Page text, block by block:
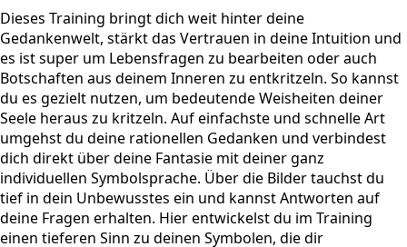
Dieses Training bringt dich weit hinter deine
Gedankenwelt, stärkt das Vertrauen in deine Intuition und
es ist super um Lebensfragen zu bearbeiten oder auch
Botschaften aus deinem Inneren zu entkritzeln. So kannst
du es gezielt nutzen, um bedeutende Weisheiten deiner
Seele heraus zu kritzeln. Auf einfachste und schnelle Art
umgehst du deine rationellen Gedanken und verbindest
dich direkt über deine Fantasie mit deiner ganz
individuellen Symbolsprache. Über die Bilder tauchst du
tief in dein Unbewusstes ein und kannst Antworten auf
deine Fragen erhalten. Hier entwickelst du im Training
einen tieferen Sinn zu deinen Symbolen, die dir